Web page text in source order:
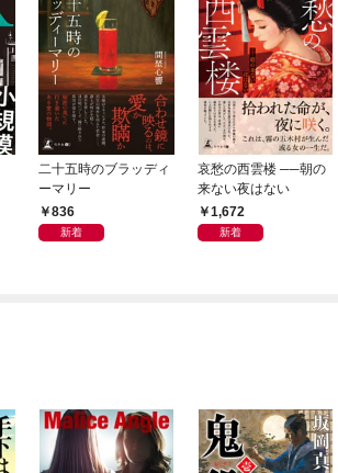
二十五時のブラッディ
ーマリー
836
新着
哀愁の西雲楼 ──朝の
来ない夜はない
1,672
新着